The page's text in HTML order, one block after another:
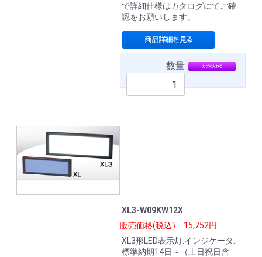
で詳細仕様はカタログにてご確
認をお願いします。
数量
XL3-W09KW12X
販売価格(税込）: 15,752円
XL3形LED表示灯.インジケータ.:
標準納期14日～（土日祝日含